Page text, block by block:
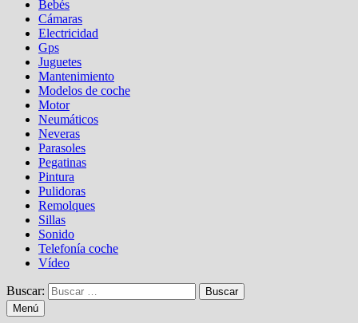
Bebés
Cámaras
Electricidad
Gps
Juguetes
Mantenimiento
Modelos de coche
Motor
Neumáticos
Neveras
Parasoles
Pegatinas
Pintura
Pulidoras
Remolques
Sillas
Sonido
Telefonía coche
Vídeo
Buscar:
Menú